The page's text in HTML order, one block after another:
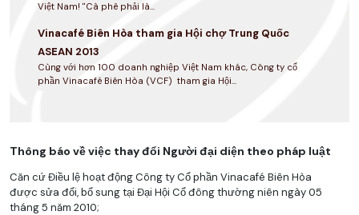
Việt Nam! "Cà phê phải là...
Vinacafé Biên Hòa tham gia Hội chợ Trung Quốc
ASEAN 2013
Cùng với hơn 100 doanh nghiệp Việt Nam khác, Công ty cổ
phần Vinacafé Biên Hòa (VCF) tham gia Hội...
Thông báo về việc thay đổi Người đại diện theo pháp luật
Căn cứ Điều lệ hoạt động Công ty Cổ phần Vinacafé Biên Hòa
được sửa đổi, bổ sung tại Đại Hội Cổ đông thường niên ngày 05
tháng 5 năm 2010;